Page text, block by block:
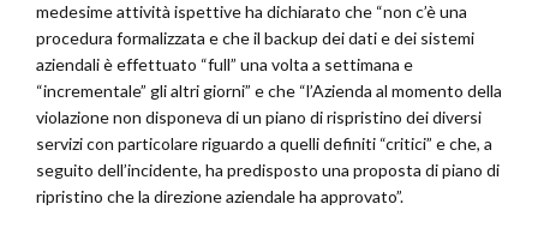
medesime attività ispettive ha dichiarato che “non c’è una
procedura formalizzata e che il backup dei dati e dei sistemi
aziendali è effettuato “full” una volta a settimana e
“incrementale” gli altri giorni” e che “l’Azienda al momento della
violazione non disponeva di un piano di rispristino dei diversi
servizi con particolare riguardo a quelli definiti “critici” e che, a
seguito dell’incidente, ha predisposto una proposta di piano di
ripristino che la direzione aziendale ha approvato”.